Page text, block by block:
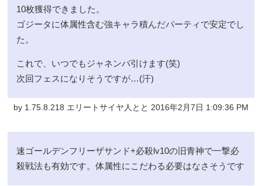
10枚獲得できました。
ゴジータに体属性含む強キャラ積んだパーティで安定でし
た。
これで、いつでもジャネンバ引けます(笑)
次回フェスになりそうですが…(汗)
by 1.75.8.218 エリートサイヤ人とと 2016年2月7日 1:09:36 PM
速ゴールデンフリーザサンド+必殺lv10の旧青神で一撃必
殺戦法も有効です。体属性にこだわる必要はなさそうです